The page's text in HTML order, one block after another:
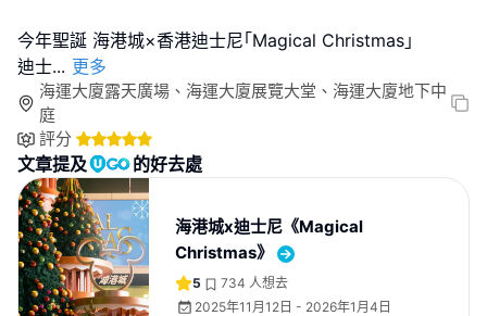
今年聖誕 海港城×香港迪士尼｢Magical Christmas｣
迪士... 更多
海運大廈露天廣場、海運大廈展覽大堂、海運大廈地下中
庭
評分
文章提及 的好去處
海港城x迪士尼《Magical
Christmas》
5 734 人想去
2025年11月12日 - 2026年1月4日